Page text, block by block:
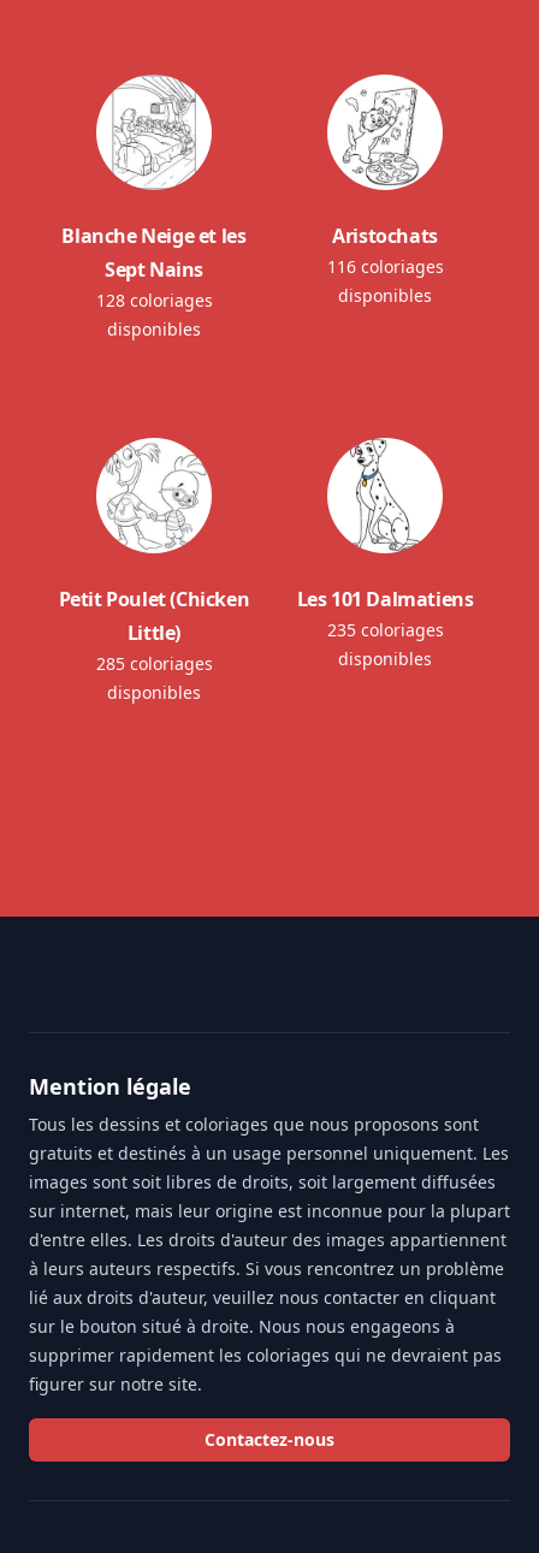
Blanche Neige et les
Sept Nains
128 coloriages
disponibles
Aristochats
116 coloriages
disponibles
Petit Poulet (Chicken
Little)
285 coloriages
disponibles
Les 101 Dalmatiens
235 coloriages
disponibles
Mention légale
Tous les dessins et coloriages que nous proposons sont
gratuits et destinés à un usage personnel uniquement. Les
images sont soit libres de droits, soit largement diffusées
sur internet, mais leur origine est inconnue pour la plupart
d'entre elles. Les droits d'auteur des images appartiennent
à leurs auteurs respectifs. Si vous rencontrez un problème
lié aux droits d'auteur, veuillez nous contacter en cliquant
sur le bouton situé à droite. Nous nous engageons à
supprimer rapidement les coloriages qui ne devraient pas
figurer sur notre site.
Contactez-nous